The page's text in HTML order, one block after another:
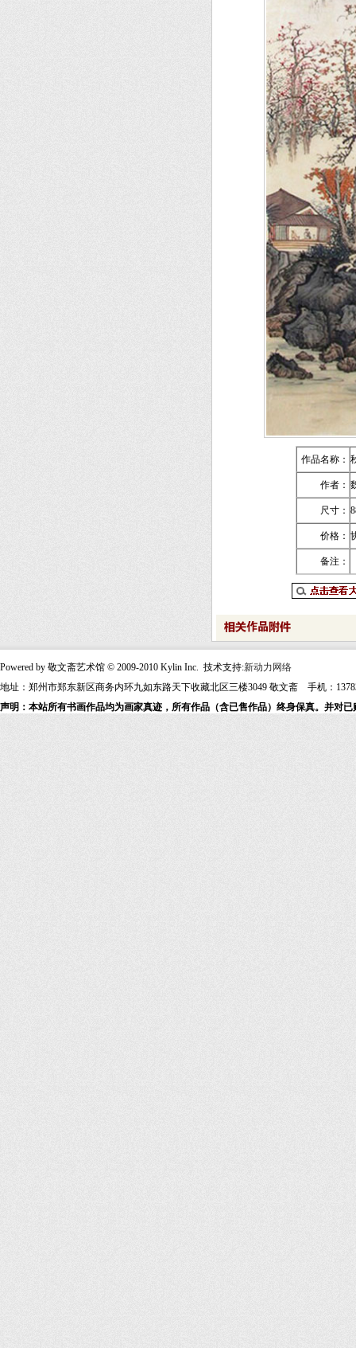
作品名称：
作者：
尺寸：
价格：
备注：
Powered by 敬文斋艺术馆 © 2009-2010 Kylin Inc. 技术支持:新动力网络
地址：郑州市郑东新区商务内环九如东路天下收藏北区三楼3049 敬文斋 手机：
声明：本站所有书画作品均为画家真迹，所有作品（含已售作品）终身保真。并对